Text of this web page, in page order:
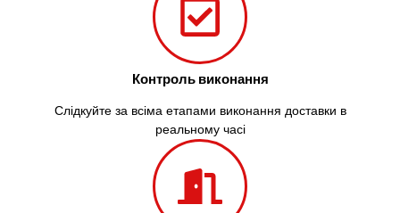
Контроль виконання
Слідкуйте за всіма етапами виконання доставки в
реальному часі